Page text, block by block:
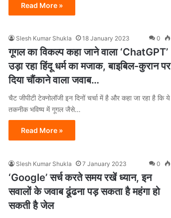
Read More »
Slesh Kumar Shukla 18 January 2023 0
गूगल का विकल्प कहा जाने वाला ‘ChatGPT’
उड़ा रहा हिंदू धर्म का मजाक, बाइबिल-कुरान पर
दिया चौंकाने वाला जवाब…
चैट जीपीटी टेक्नोलॉजी इन दिनों चर्चा में है और कहा जा रहा है कि ये
तकनीक भविष्य में गूगल जैसे…
Read More »
Slesh Kumar Shukla 7 January 2023 0
‘Google’ सर्च करते समय रखें ध्यान, इन
सवालों के जवाब ढूंढना पड़ सकता है महंगा हो
सकती है जेल